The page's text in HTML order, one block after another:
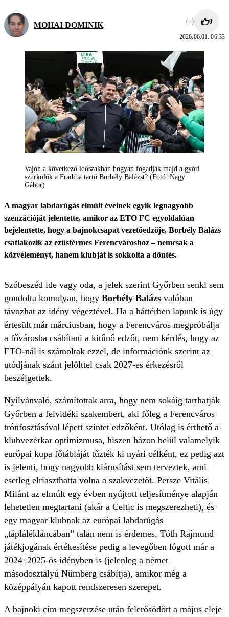
MOHAI DOMINIK 0
2026.06.01. 06:33
Vajon a következő időszakban hogyan fogadják majd a győri
szurkolók a Fradiba tartó Borbély Balázst? (Fotó: Nagy
Gábor)
A magyar labdarúgás elmúlt éveinek egyik legnagyobb
szenzációját jelentette, amikor az ETO FC egyoldalúan
bejelentette, hogy a bajnokcsapat vezetőedzője, Borbély Balázs
csatlakozik az ezüstérmes Ferencvároshoz – nemcsak a
közvéleményt, hanem klubját is sokkolta a döntés.
Szóbeszéd ide vagy oda, a jelek szerint Győrben senki sem
gondolta komolyan, hogy Borbély Balázs valóban
távozhat az idény végeztével. Ha a háttérben lapunk is úgy
értesült már márciusban, hogy a Ferencváros megpróbálja
a fővárosba csábítani a kitűnő edzőt, nem kérdés, hogy az
ETO-nál is számoltak ezzel, de információnk szerint az
utódjának szánt jelölttel csak 2027-es érkezésről
beszélgettek.
Nyilvánvaló, számítottak arra, hogy nem sokáig tarthatják
Győrben a felvidéki szakembert, aki főleg a Ferencváros
trónfosztásával lépett szintet edzőként. Utólag is érthető a
klubvezérkar optimizmusa, hiszen házon belül valamelyik
európai kupa főtábláját tűzték ki nyári célként, ez pedig azt
is jelenti, hogy nagyobb kiárusítást sem terveztek, ami
esetleg elriaszthatta volna a szakvezetőt. Persze Vitális
Milánt az elmúlt egy évben nyújtott teljesítménye alapján
lehetetlen megtartani (akár a Celtic is megszerezheti), és
egy magyar klubnak az európai labdarúgás
„táplálékláncában” talán nem is érdemes. Tóth Rajmund
játékjogának értékesítése pedig a levegőben lógott már a
2024–2025-ös idényben is (jelenleg a német
másodosztályú Nürnberg csábítja), amikor még a
középpályán kapott rendszeresen szerepet.
A bajnoki cím megszerzése után felerősödött a május eleje